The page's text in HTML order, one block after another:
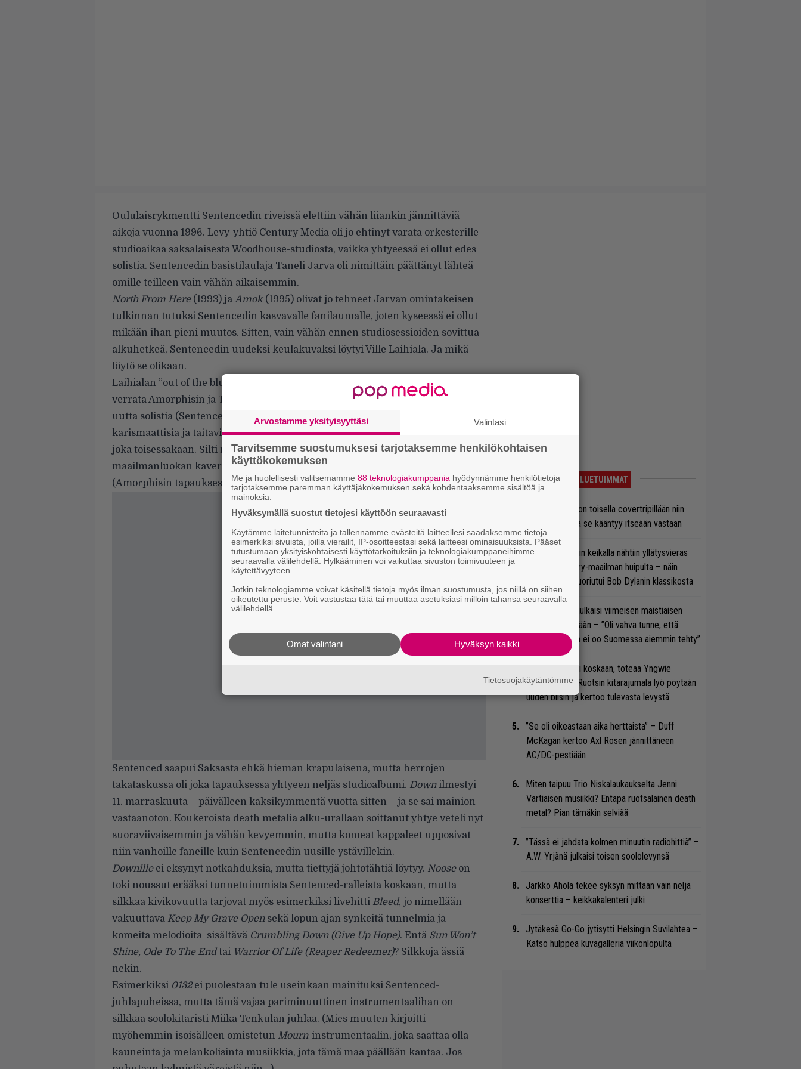
Oululaisrykmentti Sentencedin riveissä elettiin vähän liiankin jännittäviä
aikoja vuonna 1996. Levy-yhtiö Century Media oli jo ehtinyt varata orkesterille
studioaikaa saksalaisesta Woodhouse-studiosta, vaikka yhtyeessä ei ollut edes
solistia. Sentencedin basistilaulaja Taneli Jarva oli nimittäin päättänyt lähteä
omille teilleen vain vähän aikaisemmin.
North From Here(1993) ja Amok(1995) olivat jo tehneet Jarvan omintakeisen
tulkinnan tutuksi Sentencedin kasvavalle fanilaumalle, joten kyseessä ei ollut
mikään ihan pieni muutos. Sitten, vain vähän ennen studiosessioiden sovittua
alkuhetkeä, Sentencedin uudeksi keulakuvaksi löytyi Ville Laihiala. Ja mikä
löytö se olikaan.
Laihialan ”out of the blue” -tyyppistä sisääntuloa tekee jossain määrin mieli
verrataAmorphisin ja Tomi Joutsenen liittoon
. Kumpikin orkesteri etsiskeli
uutta solistia (Sentencedin tapauksessa jo hieman epätoivoisestikin), eikä niitä
karismaattisia ja taitavia keulakuvia todellakaan kasva ihan joka puussa. Eikä
joka toisessakaan. Silti niin Lohjalta kuin Oulustakin löytyi lopulta
maailmanluokan kaveri, ja molempien bändien urat lähtivät nousukiitoon
(Amorphisin tapauksessa uuteen sellaiseen).
Sentenced saapui Saksasta ehkä hieman krapulaisena, mutta herrojen
takataskussa oli joka tapauksessa yhtyeen neljäs studioalbumi. Downilmestyi
11. marraskuuta – päivälleen kaksikymmentä vuotta sitten – ja se sai mainion
vastaanoton. Koukeroista death metalia alku-urallaan soittanut yhtye veteli nyt
suoraviivaisemmin ja vähän kevyemmin, mutta komeat kappaleet upposivat
niin vanhoille faneille kuin Sentencedin uusille ystävillekin.
Downilleei eksynyt notkahduksia, mutta tiettyjä johtotähtiä löytyy. Nooseon
toki noussut erääksi tunnetuimmista Sentenced-ralleista koskaan, mutta
silkkaa kivikovuutta tarjovat myös esimerkiksi livehitti Bleed, jo nimellään
vakuuttava Keep My Grave Opensekä lopun ajan synkeitä tunnelmia ja
komeita melodioita sisältävä Crumbling Down (Give Up Hope). Entä Sun Won’t
Shine, Ode To The Endtai Warrior Of Life (Reaper Redeemer)? Silkkoja ässiä
nekin.
Esimerkiksi 0132ei puolestaan tule useinkaan mainituksi Sentenced-
juhlapuheissa, mutta tämä vajaa pariminuuttinen instrumentaalihan on
silkkaa soolokitaristi Miika Tenkulan juhlaa. (Mies muuten kirjoitti
myöhemmin isoisälleen omistetun Mourn-instrumentaalin, joka saattaa olla
kauneinta ja melankolisinta musiikkia, jota tämä maa päällään kantaa. Jos
LUETUIMMAT
Arvio: Saimaa on toisella covertripillään niin
suvereeni, että se kääntyy itseään vastaan
Guns N’ Rosesin keikalla nähtiin yllätysvieras
suoraan country-maailman huipulta – näin
kokoonpano suoriutui Bob Dylanin klassikosta
Marko Annala julkaisi viimeisen maistiaisen
soolodebyytiltään – ”Oli vahva tunne, että
tällaista musaa ei oo Suomessa aiemmin tehty”
Se on nyt tai ei koskaan, toteaa Yngwie
Malmsteen – Ruotsin kitarajumala lyö pöytään
uuden biisin ja kertoo tulevasta levystä
”Se oli oikeastaan aika herttaista” – Duff
McKagan kertoo Axl Rosen jännittäneen
AC/DC-pestiään
Miten taipuu Trio Niskalaukaukselta Jenni
Vartiaisen musiikki? Entäpä ruotsalainen death
metal? Pian tämäkin selviää
”Tässä ei jahdata kolmen minuutin radiohittiä” –
A.W. Yrjänä julkaisi toisen soololevynsä
Jarkko Ahola tekee syksyn mittaan vain neljä
konserttia – keikkakalenteri julki
Jytäkesä Go-Go jytisytti Helsingin Suvilahtea –
Katso hulppea kuvagalleria viikonlopulta
Arvostamme yksityisyyttäsi Valintasi
Tarvitsemme suostumuksesi tarjotaksemme henkilökohtaisen
käyttökokemuksen
Me ja huolellisesti valitsemamme 88 teknologiakumppania hyödynnämme henkilötietoja
tarjotaksemme paremman käyttäjäkokemuksen sekä kohdentaaksemme sisältöä ja
mainoksia.
Hyväksymällä suostut tietojesi käyttöön seuraavasti
Käytämme laitetunnisteita ja tallennamme evästeitä laitteellesi saadaksemme tietoja
esimerkiksi sivuista, joilla vierailit, IP-osoitteestasi sekä laitteesi ominaisuuksista. Pääset
tutustumaan yksityiskohtaisesti käyttötarkoituksiin ja teknologiakumppaneihimme
seuraavalla välilehdellä. Hylkääminen voi vaikuttaa sivuston toimivuuteen ja
käytettävyyteen.
Jotkin teknologiamme voivat käsitellä tietoja myös ilman suostumusta, jos niillä on siihen
oikeutettu peruste. Voit vastustaa tätä tai muuttaa asetuksiasi milloin tahansa seuraavalla
välilehdellä.
Hyväksyn kaikki
Omat valintani
Tietosuojakäytäntömme